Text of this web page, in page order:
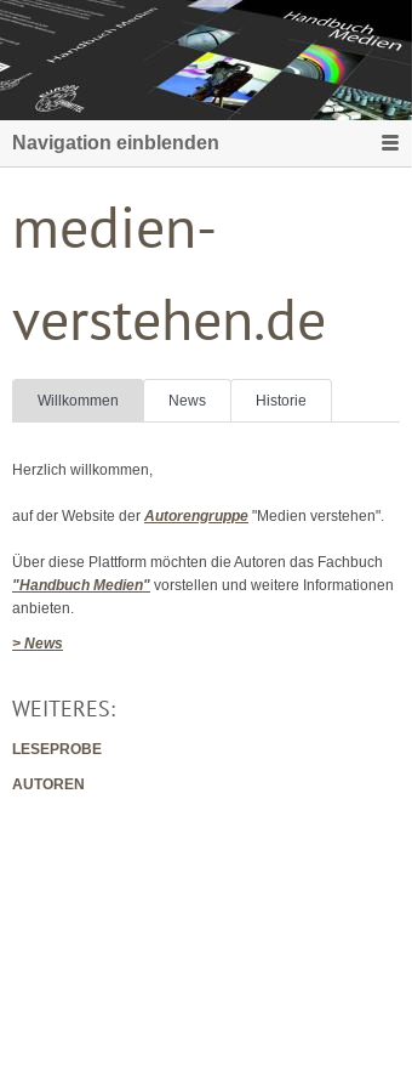
Navigation einblenden
medien-
verstehen.de
Willkommen News Historie
Herzlich willkommen,
auf der Website der Autorengruppe "Medien verstehen".
Über diese Plattform möchten die Autoren das Fachbuch
"Handbuch Medien" vorstellen und weitere Informationen
anbieten.
> News
WEITERES:
LESEPROBE
AUTOREN